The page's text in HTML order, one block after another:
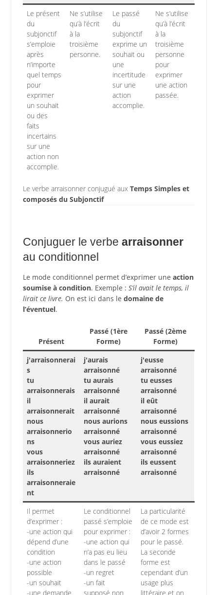
Le présent
du
subjonctif
s’emploie
après
n’importe
quel temps
pour
exprimer
un souhait
ou des
faits
incertains
sur une
action non
accomplie.
Ne s’utilise
qu’à l’écrit
à la
troisième
personne.
Le passé
du
subjonctif
exprime un
souhait ou
une
incertitude
sur une
action
accomplie.
Ne s’utilise
qu’à l’écrit
à la
troisième
personne
pour
exprimer
une action
passée.
Le verbe arraisonner conjugué aux Temps Simples et
composés du Subjonctif
Conjuguer le verbe arraisonner
au conditionnel
Le mode conditionnel permet d’exprimer une action
soumise à condition. Exemple : S’il avait le temps, il
lirait ce livre. On est ici dans le domaine de
l’éventuel.
Présent
Passé (1ère
Forme)
Passé (2ème
Forme)
j'arraisonnerai
s
tu
arraisonnerais
il
arraisonnerait
nous
arraisonnerio
ns
vous
arraisonneriez
ils
arraisonneraie
nt
j'aurais
arraisonné
tu aurais
arraisonné
il aurait
arraisonné
nous aurions
arraisonné
vous auriez
arraisonné
ils auraient
arraisonné
j'eusse
arraisonné
tu eusses
arraisonné
il eût
arraisonné
nous eussions
arraisonné
vous eussiez
arraisonné
ils eussent
arraisonné
Il permet
d’exprimer :
-une action qui
dépend d’une
condition
-une action
possible
-un souhait
-une demande
Le conditionnel
passé s’emploie
pour exprimer :
-une action qui
n’a pas eu lieu
dans le passé
-un regret
-un fait
supposé non
La particularité
de ce mode est
d’avoir 2 formes
pour le passé.
La seconde
forme est
cependant d’un
usage plus
littéraire et on